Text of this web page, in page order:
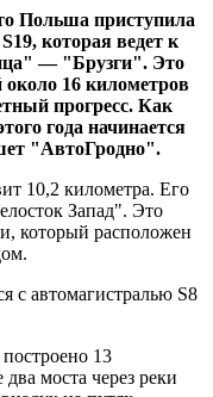
Польша приступила
которая ведет к
— "Брузги". Это
16 километров
прогресс. Как
года начинается
"АвтоГродно".
10,2 километра. Его
Запад". Это
который расположен
с автомагистралью S8
построено 13
моста через реки